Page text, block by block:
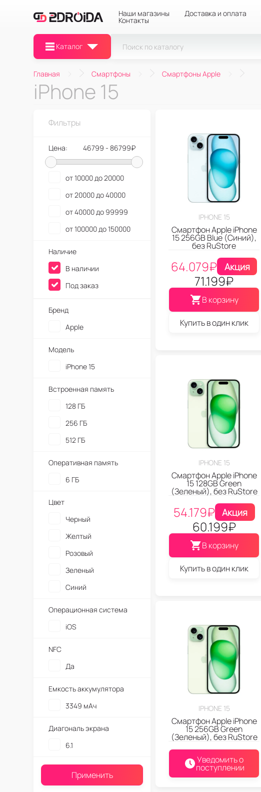
Наши магазины Доставка и оплата
Контакты
Каталог
Главная Смартфоны Смартфоны Apple
iPhone 15
IPHONE 15
Смартфон Apple iPhone
15 256GB Blue (Синий),
без RuStore
64.079₽ Акция
71.199₽
В корзину
Купить в один клик
IPHONE 15
Смартфон Apple iPhone
15 128GB Green
(Зеленый), без RuStore
54.179₽ Акция
60.199₽
В корзину
Купить в один клик
IPHONE 15
Смартфон Apple iPhone
15 256GB Green
(Зеленый), без RuStore
Уведомить о
поступлении
Фильтры
Цена: 46799 - 86799₽
от 10000 до 20000
от 20000 до 40000
от 40000 до 99999
от 100000 до 150000
Наличие
В наличии
Под заказ
Бренд
Apple
Модель
iPhone 15
Встроенная память
128 ГБ
256 ГБ
512 ГБ
Оперативная память
6 ГБ
Цвет
Черный
Желтый
Розовый
Зеленый
Синий
Операционная система
iOS
NFC
Да
Емкость аккумулятора
3349 мАч
Диагональ экрана
6.1
Применить